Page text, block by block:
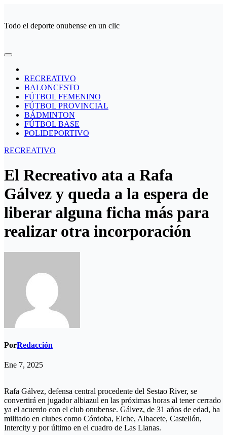
contenido
Todo el deporte onubense en un clic
RECREATIVO
BALONCESTO
FÚTBOL FEMENINO
FÚTBOL PROVINCIAL
BÁDMINTON
FÚTBOL BASE
POLIDEPORTIVO
RECREATIVO
El Recreativo ata a Rafa
Gálvez y queda a la espera de
liberar alguna ficha más para
realizar otra incorporación
PorRedacción
Ene 7, 2025
Rafa Gálvez, defensa central procedente del Sestao River, se
convertirá en jugador albiazul en las próximas horas al tener cerrado
ya el acuerdo con el club onubense. Gálvez, de 31 años de edad, ha
militado en clubes como Córdoba, Elche, Albacete, Castellón,
Intercity y por último en el cuadro de Las Llanas.